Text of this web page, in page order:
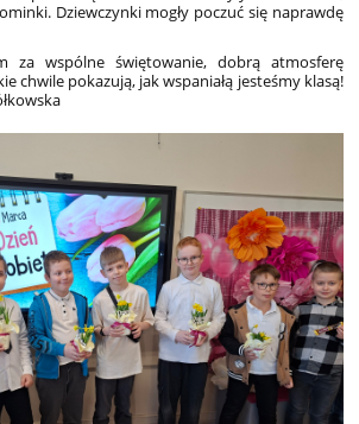
Dziewczynki mogły poczuć się naprawdę
za wspólne świętowanie, dobrą atmosferę
chwile pokazują, jak wspaniałą jesteśmy klasą!